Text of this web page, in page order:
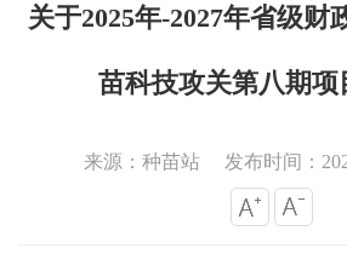
关于2025年-2027年省级财
苗科技攻关第八期项
来源：种苗站 发布时间：